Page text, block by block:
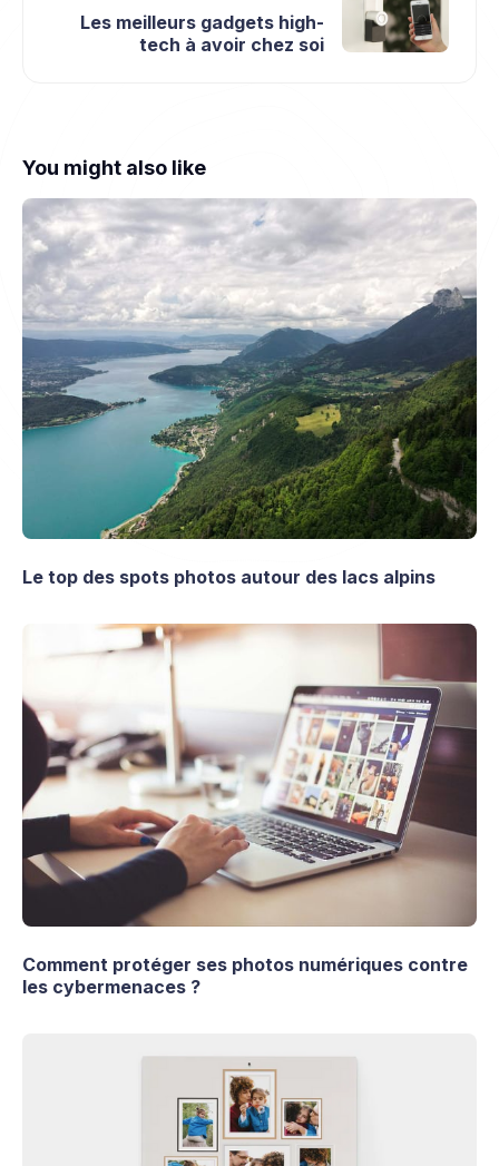
Les meilleurs gadgets high-
tech à avoir chez soi
You might also like
Le top des spots photos autour des lacs alpins
Comment protéger ses photos numériques contre
les cybermenaces ?